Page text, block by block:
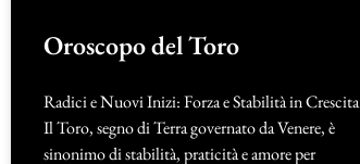
Oroscopo del Toro
Radici e Nuovi Inizi: Forza e Stabilità in Crescita
Il Toro, segno di Terra governato da Venere, è
sinonimo di stabilità, praticità e amore per